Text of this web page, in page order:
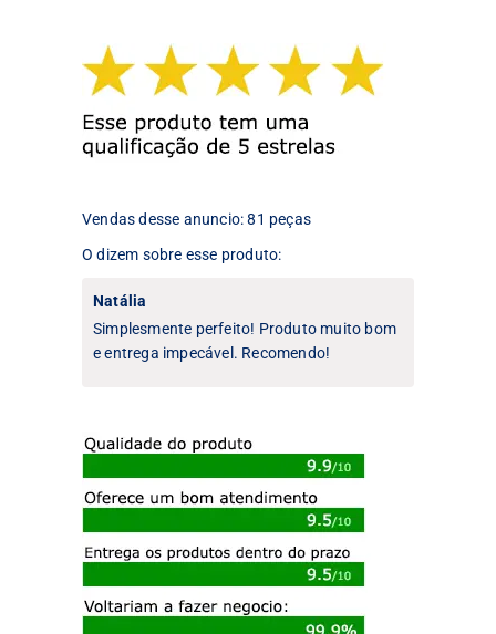
podem
ser
escolhidas
na
página
opções
podem
ser
na
Vendas desse anuncio: 81 peças
O dizem sobre esse produto:
Natália
Simplesmente perfeito! Produto muito bom
e entrega impecável. Recomendo!